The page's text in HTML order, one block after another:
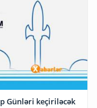
Günləri keçiriləcək